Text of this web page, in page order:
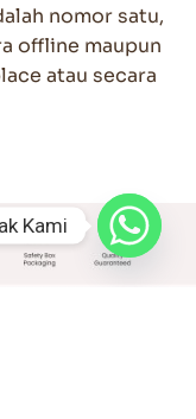
nomor satu,
offline maupun
atau secara
Kami